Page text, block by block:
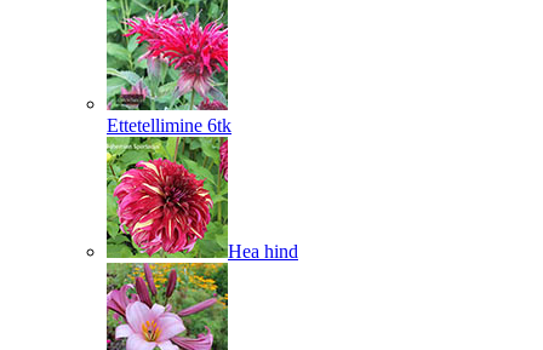
Ettetellimine 6tk
Hea hind